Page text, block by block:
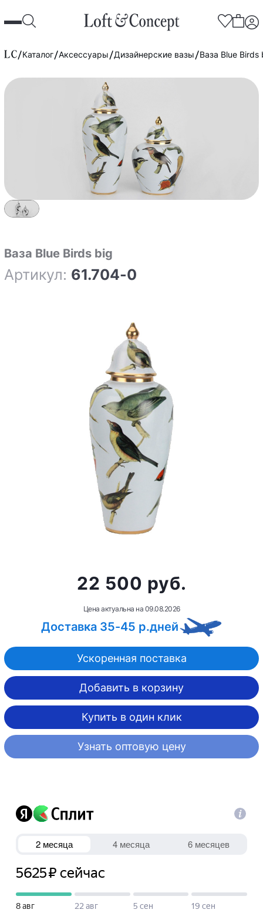
Каталог Аксессуары Дизайнерские вазы Ваза Blue Birds
Ваза Blue Birds big
Артикул: 61.704-0
22 500 руб.
Цена актуальна на 09.08.2026
Доставка 35-45 р.дней
Ускоренная поставка
Добавить в корзину
Купить в один клик
Узнать оптовую цену